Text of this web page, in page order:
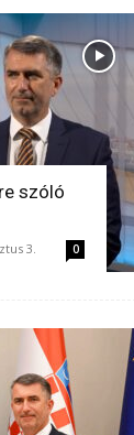
szóló
3. 0